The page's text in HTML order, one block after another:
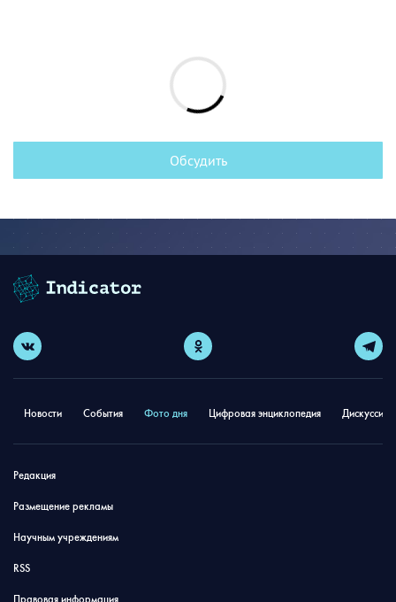
Обсудить
Новости События Фото дня Цифровая энциклопедия
Редакция
Размещение рекламы
Научным учреждениям
RSS
Правовая информация